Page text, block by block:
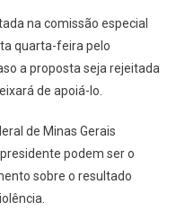
na comissão especial
quarta-feira pelo
a proposta seja rejeitada
de apoiá-lo.
de Minas Gerais
podem ser o
sobre o resultado